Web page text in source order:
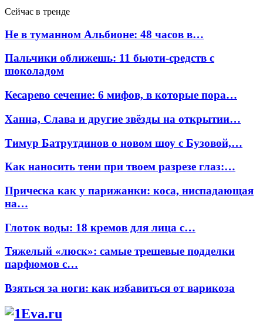
Сейчас в тренде
Не в туманном Альбионе: 48 часов в…
Пальчики оближешь: 11 бьюти-средств с
шоколадом
Кесарево сечение: 6 мифов, в которые пора…
Ханна, Слава и другие звёзды на открытии…
Тимур Батрутдинов о новом шоу с Бузовой,…
Как наносить тени при твоем разрезе глаз:…
Прическа как у парижанки: коса, ниспадающая
на…
Глоток воды: 18 кремов для лица с…
Тяжелый «люск»: самые трешевые подделки
парфюмов с…
Взяться за ноги: как избавиться от варикоза